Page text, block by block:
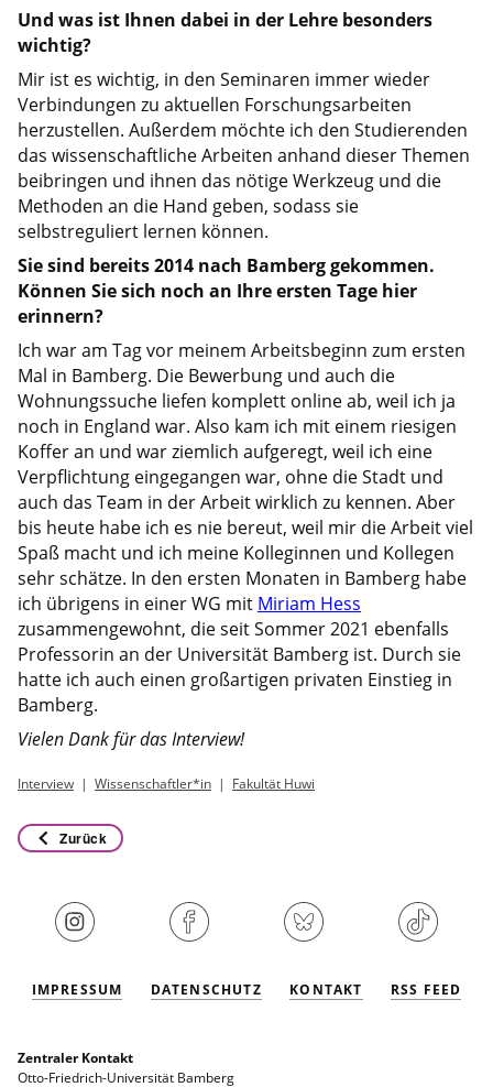
Und was ist Ihnen dabei in der Lehre besonders
wichtig?
Mir ist es wichtig, in den Seminaren immer wieder
Verbindungen zu aktuellen Forschungsarbeiten
herzustellen. Außerdem möchte ich den Studierenden
das wissenschaftliche Arbeiten anhand dieser Themen
beibringen und ihnen das nötige Werkzeug und die
Methoden an die Hand geben, sodass sie
selbstreguliert lernen können.
Sie sind bereits 2014 nach Bamberg gekommen.
Können Sie sich noch an Ihre ersten Tage hier
erinnern?
Ich war am Tag vor meinem Arbeitsbeginn zum ersten
Mal in Bamberg. Die Bewerbung und auch die
Wohnungssuche liefen komplett online ab, weil ich ja
noch in England war. Also kam ich mit einem riesigen
Koffer an und war ziemlich aufgeregt, weil ich eine
Verpflichtung eingegangen war, ohne die Stadt und
auch das Team in der Arbeit wirklich zu kennen. Aber
bis heute habe ich es nie bereut, weil mir die Arbeit viel
Spaß macht und ich meine Kolleginnen und Kollegen
sehr schätze. In den ersten Monaten in Bamberg habe
ich übrigens in einer WG mit Miriam Hess
zusammengewohnt, die seit Sommer 2021 ebenfalls
Professorin an der Universität Bamberg ist. Durch sie
hatte ich auch einen großartigen privaten Einstieg in
Bamberg.
Vielen Dank für das Interview!
Interview Wissenschaftler*in Fakultät Huwi
Zurück
IMPRESSUM DATENSCHUTZ KONTAKT RSS FEED
Zentraler Kontakt
Otto-Friedrich-Universität Bamberg